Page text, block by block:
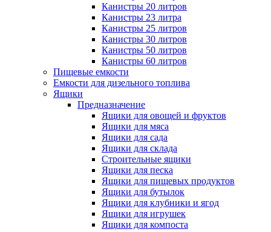
Канистры 20 литров
Канистры 23 литра
Канистры 25 литров
Канистры 30 литров
Канистры 50 литров
Канистры 60 литров
Пищевые емкости
Емкости для дизельного топлива
Ящики
Предназначение
Ящики для овощей и фруктов
Ящики для мяса
Ящики для сада
Ящики для склада
Строительные ящики
Ящики для песка
Ящики для пищевых продуктов
Ящики для бутылок
Ящики для клубники и ягод
Ящики для игрушек
Ящики для компоста